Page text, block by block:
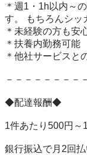
＊週1・1h以内～
す。 もちろんシッ
＊未経験の方も安
＊扶養内勤務可能
＊他社サービスと
－－－－－－－－
◆配達報酬◆
1件あたり500円～
銀行振込で月2回